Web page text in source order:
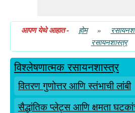
आपण येथे आहात- होम »
रसायनशास्त्र
विश्लेषणात्मक रसायनशास्त्र
वितरण गुणोत्तर आणि स्तंभाची लांबी
सैद्धांतिक प्लेट्स आणि क्षमता